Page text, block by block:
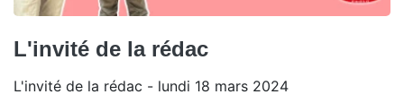
L'invité de la rédac
L'invité de la rédac - lundi 18 mars 2024